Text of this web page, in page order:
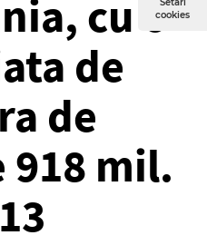
cookies
cu o
de
de
918 mil.